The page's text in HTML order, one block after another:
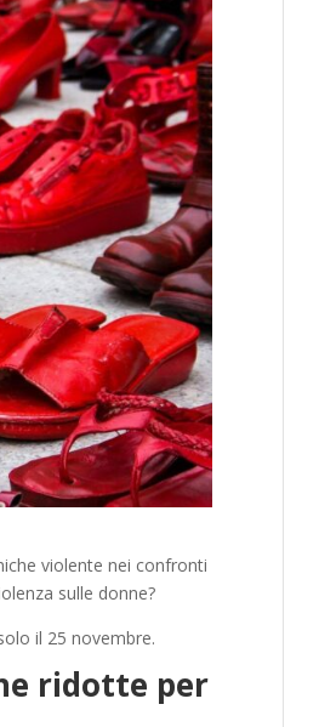
violente nei confronti
sulle donne?
il 25 novembre.
ridotte per